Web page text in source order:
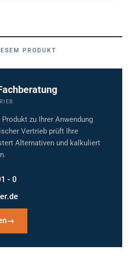
PRODUKT
zu Ihrer Anwendung
Vertrieb prüft Ihre
Alternativen und kalkuliert
- 0
→